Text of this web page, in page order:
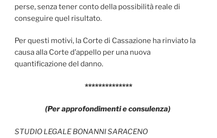
perse, senza tener conto della possibilità reale di
conseguire quel risultato.
Per questi motivi, la Corte di Cassazione ha rinviato la
causa alla Corte d’appello per una nuova
quantificazione del danno.
**************
(Per approfondimenti e consulenza)
STUDIO LEGALE BONANNI SARACENO